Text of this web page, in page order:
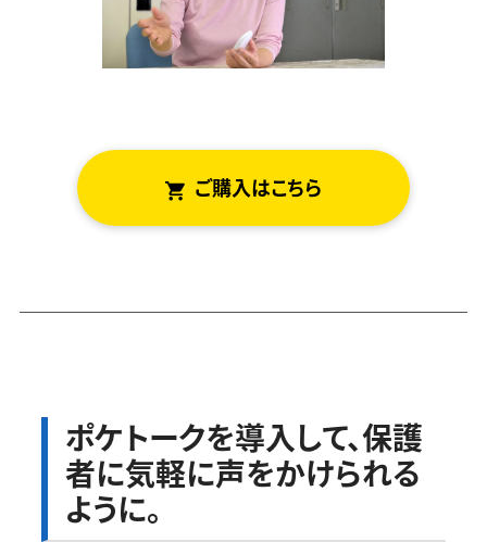
ご はこちら
ポケトークを導入して、保護
者に気軽に声をかけられる
ように。